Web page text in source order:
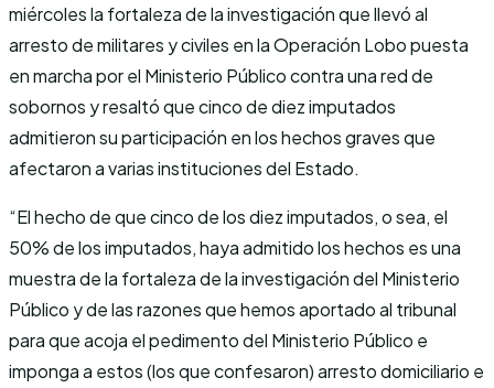
miércoles la fortaleza de la investigación que llevó al
arresto de militares y civiles en la Operación Lobo puesta
en marcha por el Ministerio Público contra una red de
sobornos y resaltó que cinco de diez imputados
admitieron su participación en los hechos graves que
afectaron a varias instituciones del Estado.
“El hecho de que cinco de los diez imputados, o sea, el
50% de los imputados, haya admitido los hechos es una
muestra de la fortaleza de la investigación del Ministerio
Público y de las razones que hemos aportado al tribunal
para que acoja el pedimento del Ministerio Público e
imponga a estos (los que confesaron) arresto domiciliario e